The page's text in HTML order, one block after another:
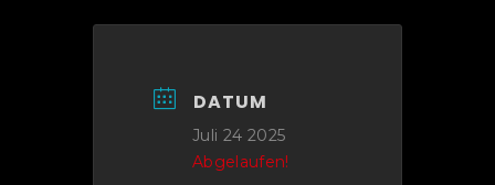
DATUM
Juli 24 2025
Abgelaufen!